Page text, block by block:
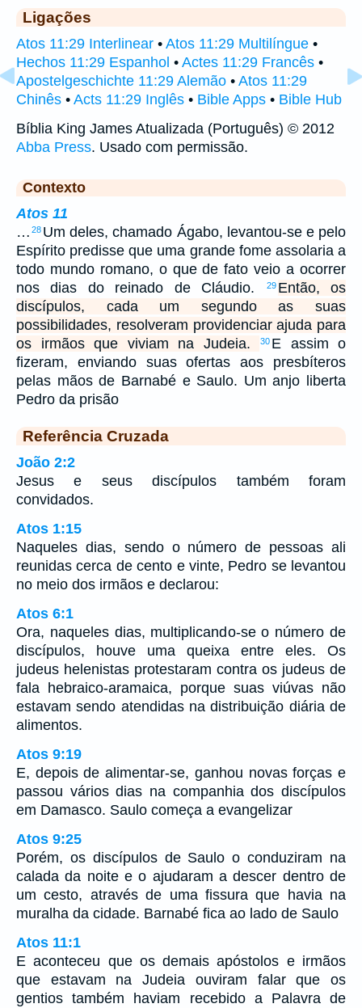
Ligações
Atos 11:29 Interlinear • Atos 11:29 Multilíngue •
Hechos 11:29 Espanhol • Actes 11:29 Francês •
Apostelgeschichte 11:29 Alemão • Atos 11:29
Chinês • Acts 11:29 Inglês • Bible Apps • Bible Hub
Bíblia King James Atualizada (Português) © 2012
Abba Press. Usado com permissão.
Contexto
Atos 11
… 28 Um deles, chamado Ágabo, levantou-se e pelo
Espírito predisse que uma grande fome assolaria a
todo mundo romano, o que de fato veio a ocorrer
nos dias do reinado de Cláudio.
29 Então, os
discípulos, cada um segundo as suas
possibilidades, resolveram providenciar ajuda para
os irmãos que viviam na Judeia.
30 E assim o
fizeram, enviando suas ofertas aos presbíteros
pelas mãos de Barnabé e Saulo. Um anjo liberta
Pedro da prisão
Referência Cruzada
João 2:2
Jesus e seus discípulos também foram
convidados.
Atos 1:15
Naqueles dias, sendo o número de pessoas ali
reunidas cerca de cento e vinte, Pedro se levantou
no meio dos irmãos e declarou:
Atos 6:1
Ora, naqueles dias, multiplicando-se o número de
discípulos, houve uma queixa entre eles. Os
judeus helenistas protestaram contra os judeus de
fala hebraico-aramaica, porque suas viúvas não
estavam sendo atendidas na distribuição diária de
alimentos.
Atos 9:19
E, depois de alimentar-se, ganhou novas forças e
passou vários dias na companhia dos discípulos
em Damasco. Saulo começa a evangelizar
Atos 9:25
Porém, os discípulos de Saulo o conduziram na
calada da noite e o ajudaram a descer dentro de
um cesto, através de uma fissura que havia na
muralha da cidade. Barnabé fica ao lado de Saulo
Atos 11:1
E aconteceu que os demais apóstolos e irmãos
que estavam na Judeia ouviram falar que os
gentios também haviam recebido a Palavra de